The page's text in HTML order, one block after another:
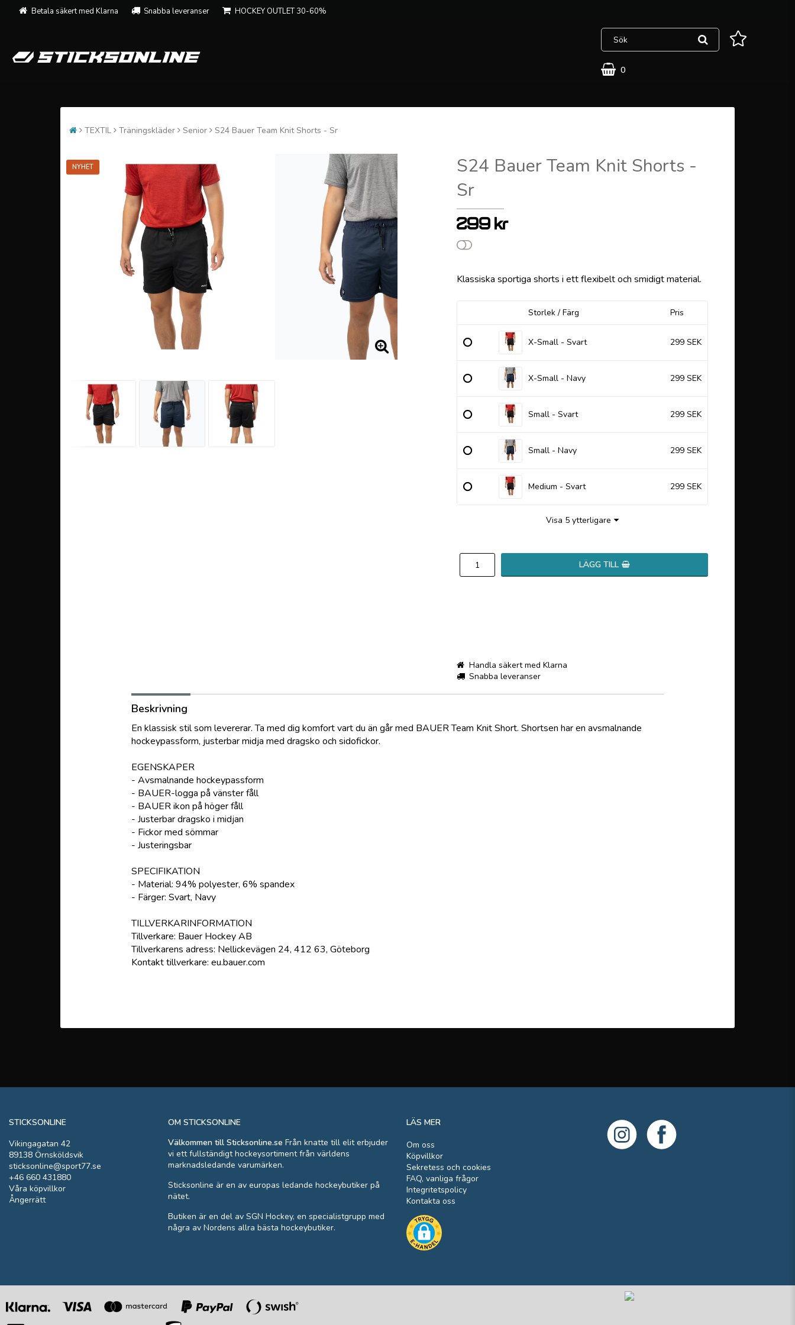
Betala säkert med Klarna Snabba leveranser HOCKEY OUTLET 30-60%
0
TEXTIL Träningskläder Senior S24 Bauer Team Knit Shorts - Sr
NYHET
S24 Bauer Team Knit Shorts -
Sr
299 kr
Klassiska sportiga shorts i ett flexibelt och smidigt material.
Storlek / Färg Pris
X-Small - Svart 299 SEK
X-Small - Navy 299 SEK
Small - Svart 299 SEK
Small - Navy 299 SEK
Medium - Svart 299 SEK
Visa 5 ytterligare
LÄGG TILL
Handla säkert med Klarna
Snabba leveranser
Beskrivning
En klassisk stil som levererar. Ta med dig komfort vart du än går med BAUER Team Knit Short. Shortsen har en avsmalnande
hockeypassform, justerbar midja med dragsko och sidofickor.
EGENSKAPER
- Avsmalnande hockeypassform
- BAUER-logga på vänster fåll
- BAUER ikon på höger fåll
- Justerbar dragsko i midjan
- Fickor med sömmar
- Justeringsbar
SPECIFIKATION
- Material: 94% polyester, 6% spandex
- Färger: Svart, Navy
TILLVERKARINFORMATION
Tillverkare: Bauer Hockey AB
Tillverkarens adress: Nellickevägen 24, 412 63, Göteborg
Kontakt tillverkare: eu.bauer.com
STICKSONLINE
Vikingagatan 42
89138 Örnsköldsvik
sticksonline@sport77.se
+46 660 431880
Våra köpvillkor
Ångerrätt
OM STICKSONLINE
Välkommen till Sticksonline.se Från knatte till elit erbjuder
vi ett fullständigt hockeysortiment från världens
marknadsledande varumärken.
Sticksonline är en av europas ledande hockeybutiker på
nätet.
Butiken är en del av SGN Hockey, en specialistgrupp med
några av Nordens allra bästa hockeybutiker.
LÄS MER
Om oss
Köpvillkor
Sekretess och cookies
FAQ, vanliga frågor
Integritetspolicy
Kontakta oss